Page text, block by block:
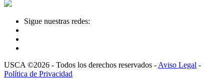
Sigue nuestras redes:
USCA ©2026 - Todos los derechos reservados - Aviso Legal -
Política de Privacidad